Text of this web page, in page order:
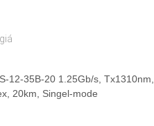
12-35B-20 1.25Gb/s, Tx1310nm,
20km, Singel-mode